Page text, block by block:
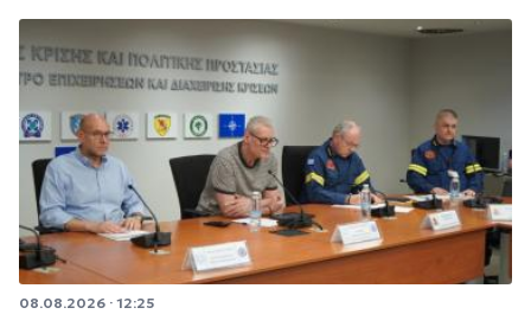
08.08.2026 · 12:25